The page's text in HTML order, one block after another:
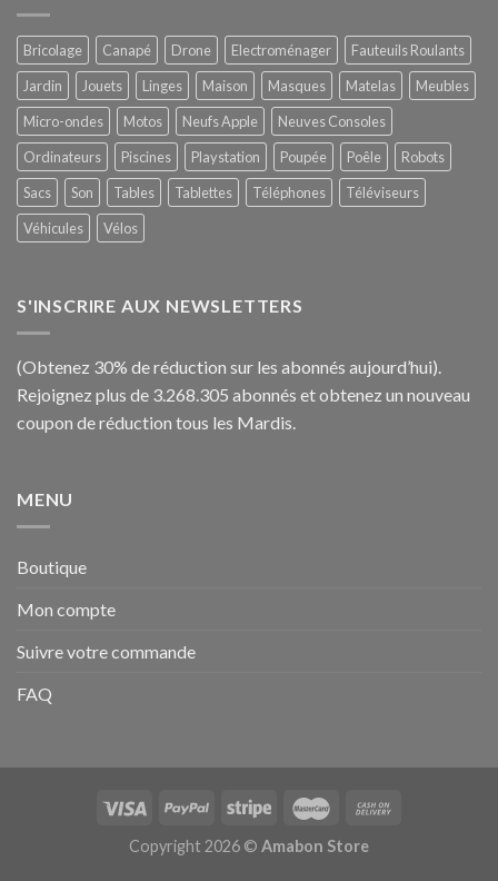
Bricolage Canapé Drone Electroménager
Fauteuils Roulants
Jardin
Jouets Linges Maison Masques Matelas
Meubles
Micro-ondes
Motos Neufs Apple
Neuves Consoles
Ordinateurs
Piscines Playstation Poupée Poêle
Robots
Sacs
Son Tables Tablettes Téléphones
Téléviseurs
Véhicules
Vélos
S'INSCRIRE AUX NEWSLETTERS
(Obtenez 30% de réduction sur les abonnés aujourd’hui).
Rejoignez plus de 3.268.305 abonnés et obtenez un nouveau
coupon de réduction tous les Mardis.
MENU
Boutique
Mon compte
Suivre votre commande
FAQ
Copyright 2026 © Amabon Store